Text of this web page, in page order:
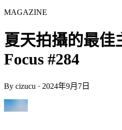
MAGAZINE
夏天拍攝的最佳
Focus #284
By cizucu · 2024年9月7日